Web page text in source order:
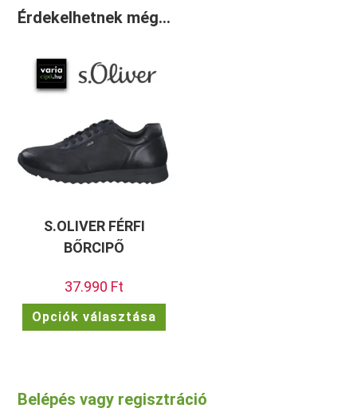
Érdekelhetnek még…
S.OLIVER FÉRFI
BŐRCIPŐ
37.990 Ft
Opciók választása
terméknek
a
termékoldalon
Belépés vagy regisztráció